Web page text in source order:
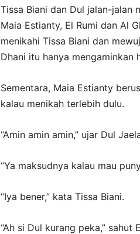
Tissa Biani dan Dul jalan-jalan
Maia Estianty, El Rumi dan Al
menikahi Tissa Biani dan
Dhani itu hanya mengaminkan
Sementara, Maia Estianty
kalau menikah terlebih dulu.
“Amin amin amin,” ujar Dul
“Ya maksudnya kalau mau
“Iya bener,” kata Tissa Biani.
“Ah si Dul kurang peka,” sahut